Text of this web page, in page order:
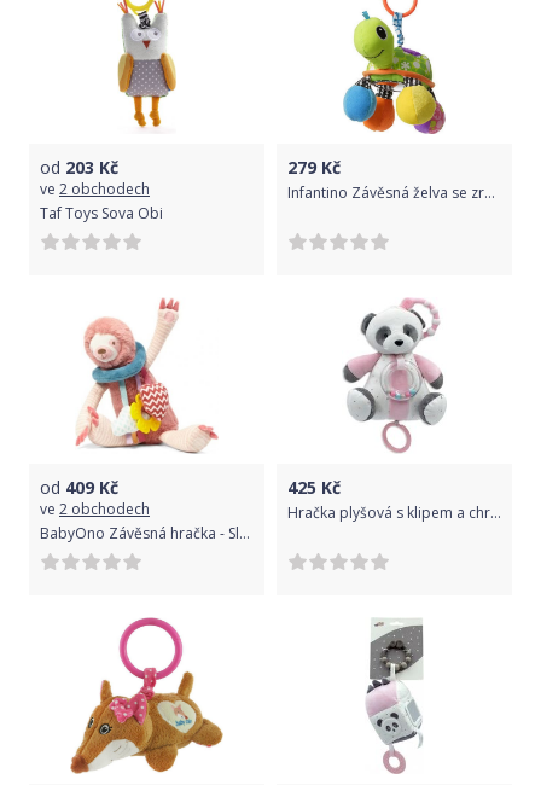
od 203 Kč
ve 2 obchodech
Taf Toys Sova Obi
279 Kč
Infantino Závěsná želva se zrcátkem
od 409 Kč
ve 2 obchodech
BabyOno Závěsná hračka - Sloth Lenny, pudrová
425 Kč
Hračka plyšová s klipem a chrastítkem - PANDA bílo-růžová - Tulilo